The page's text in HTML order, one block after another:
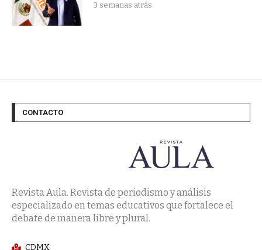
3 semanas atrás
CONTACTO
Revista Aula. Revista de periodismo y análisis
especializado en temas educativos que fortalece el
debate de manera libre y plural.
CDMX